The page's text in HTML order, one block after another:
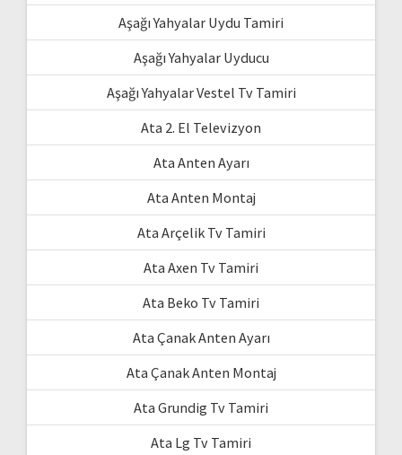
Aşağı Yahyalar Uydu Tamiri
Aşağı Yahyalar Uyducu
Aşağı Yahyalar Vestel Tv Tamiri
Ata 2. El Televizyon
Ata Anten Ayarı
Ata Anten Montaj
Ata Arçelik Tv Tamiri
Ata Axen Tv Tamiri
Ata Beko Tv Tamiri
Ata Çanak Anten Ayarı
Ata Çanak Anten Montaj
Ata Grundig Tv Tamiri
Ata Lg Tv Tamiri